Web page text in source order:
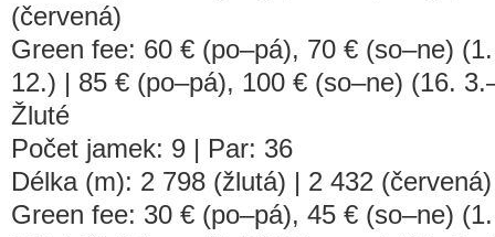
(červená)
Green fee: 60 € (po–pá), 70 € (so–ne)
12.) | 85 € (po–pá), 100 € (so–ne) (16.
Žluté
Počet jamek: 9 | Par: 36
Délka (m): 2 798 (žlutá) | 2 432 (červená)
Green fee: 30 € (po–pá), 45 € (so–ne)